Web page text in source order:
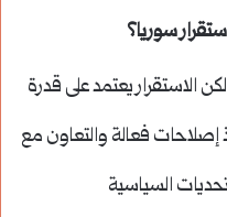
سوريا؟
الاستقرار يعتمد على قدرة
إصلاحات فعالة والتعاون مع
السياسية